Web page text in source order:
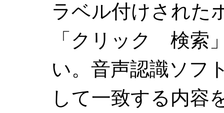
ラベル付けされた
「クリック 検索
い。音声認識ソフ
して一致する内容